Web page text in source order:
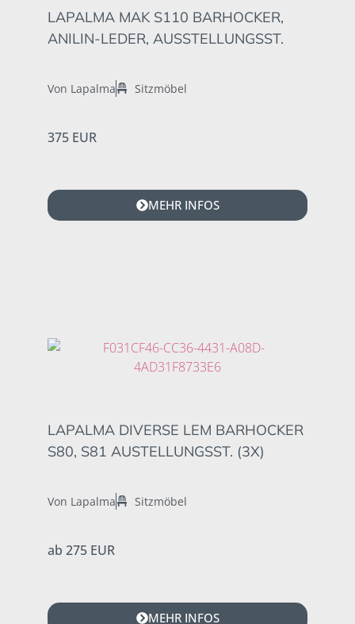
LAPALMA MAK S110 BARHOCKER,
ANILIN-LEDER, AUSSTELLUNGSST.
Von Lapalma Sitzmöbel
375 EUR
MEHR INFOS
LAPALMA DIVERSE LEM BARHOCKER
S80, S81 AUSTELLUNGSST. (3X)
Von Lapalma Sitzmöbel
ab 275 EUR
MEHR INFOS